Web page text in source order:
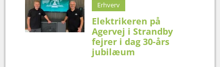
Erhverv
Elektrikeren på
Agervej i Strandby
fejrer i dag 30-års
jubilæum